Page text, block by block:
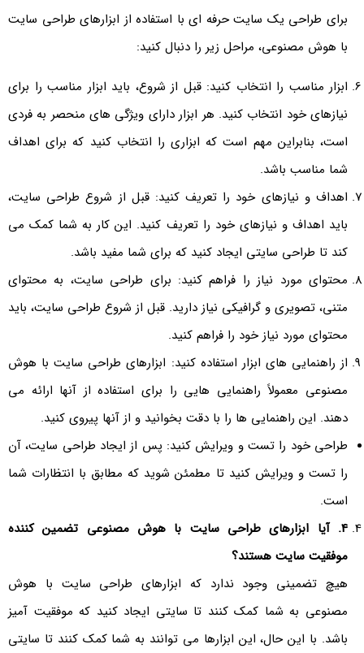
برای طراحی یک سایت حرفه ای با استفاده از ابزارهای طراحی سایت
با هوش مصنوعی، مراحل زیر را دنبال کنید:
ابزار مناسب را انتخاب کنید: قبل از شروع، باید ابزار مناسب را برای
نیازهای خود انتخاب کنید. هر ابزار دارای ویژگی های منحصر به فردی
است، بنابراین مهم است که ابزاری را انتخاب کنید که برای اهداف
شما مناسب باشد.
اهداف و نیازهای خود را تعریف کنید: قبل از شروع طراحی سایت،
باید اهداف و نیازهای خود را تعریف کنید. این کار به شما کمک می
کند تا طراحی سایتی ایجاد کنید که برای شما مفید باشد.
محتوای مورد نیاز را فراهم کنید: برای طراحی سایت، به محتوای
متنی، تصویری و گرافیکی نیاز دارید. قبل از شروع طراحی سایت، باید
محتوای مورد نیاز خود را فراهم کنید.
از راهنمایی های ابزار استفاده کنید: ابزارهای طراحی سایت با هوش
مصنوعی معمولاً راهنمایی هایی را برای استفاده از آنها ارائه می
دهند. این راهنمایی ها را با دقت بخوانید و از آنها پیروی کنید.
طراحی خود را تست و ویرایش کنید: پس از ایجاد طراحی سایت، آن
را تست و ویرایش کنید تا مطمئن شوید که مطابق با انتظارات شما
است.
4. آیا ابزارهای طراحی سایت با هوش مصنوعی تضمین کننده
موفقیت سایت هستند؟
هیچ تضمینی وجود ندارد که ابزارهای طراحی سایت با هوش
مصنوعی به شما کمک کنند تا سایتی ایجاد کنید که موفقیت آمیز
باشد. با این حال، این ابزارها می توانند به شما کمک کنند تا سایتی